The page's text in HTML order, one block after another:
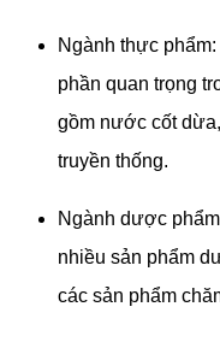
Ngành thực phẩm:
phần quan trọng
gồm nước cốt
truyền thống.
Ngành dược
nhiều sản phẩm
các sản phẩm